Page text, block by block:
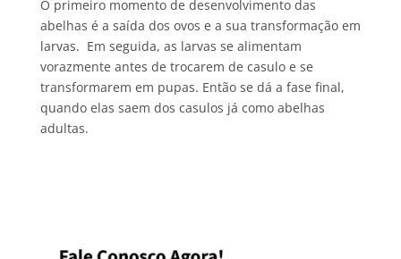
O primeiro momento de desenvolvimento das
abelhas é a saída dos ovos e a sua transformação em
larvas. Em seguida, as larvas se alimentam
vorazmente antes de trocarem de casulo e se
transformarem em pupas. Então se dá a fase final,
quando elas saem dos casulos já como abelhas
adultas.